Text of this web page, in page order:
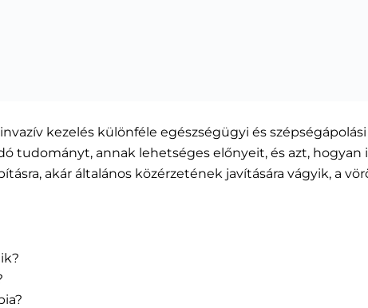
kezelés különféle egészségügyi és
tudományt, annak lehetséges előnyeit, és azt, hogyan
akár általános közérzetének javítására vágyik, a